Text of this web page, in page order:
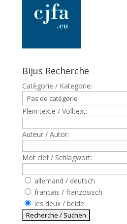
Bijus Recherche
Catègorie / Kategorie:
Plein texte / Volltext:
Auteur / Autor:
Mot clef / Schlagwort:
allemand / deutsch
francais / französisch
les deux / beide